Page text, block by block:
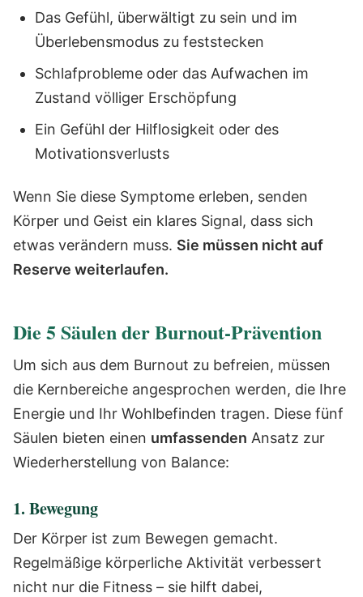
Das Gefühl, überwältigt zu sein und im
Überlebensmodus zu feststecken
Schlafprobleme oder das Aufwachen im
Zustand völliger Erschöpfung
Ein Gefühl der Hilflosigkeit oder des
Motivationsverlusts
Wenn Sie diese Symptome erleben, senden
Körper und Geist ein klares Signal, dass sich
etwas verändern muss. Sie müssen nicht auf
Reserve weiterlaufen.
Die 5 Säulen der Burnout-Prävention
Um sich aus dem Burnout zu befreien, müssen
die Kernbereiche angesprochen werden, die Ihre
Energie und Ihr Wohlbefinden tragen. Diese fünf
Säulen bieten einen umfassenden Ansatz zur
Wiederherstellung von Balance:
1. Bewegung
Der Körper ist zum Bewegen gemacht.
Regelmäßige körperliche Aktivität verbessert
nicht nur die Fitness – sie hilft dabei,